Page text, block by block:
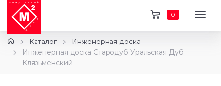
0
Каталог
Инженерная доска
Инженерная доска Стародуб Уральская Дуб
Клязьменский